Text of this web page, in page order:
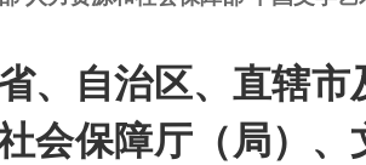
、自治区、直辖
会保障厅（局）